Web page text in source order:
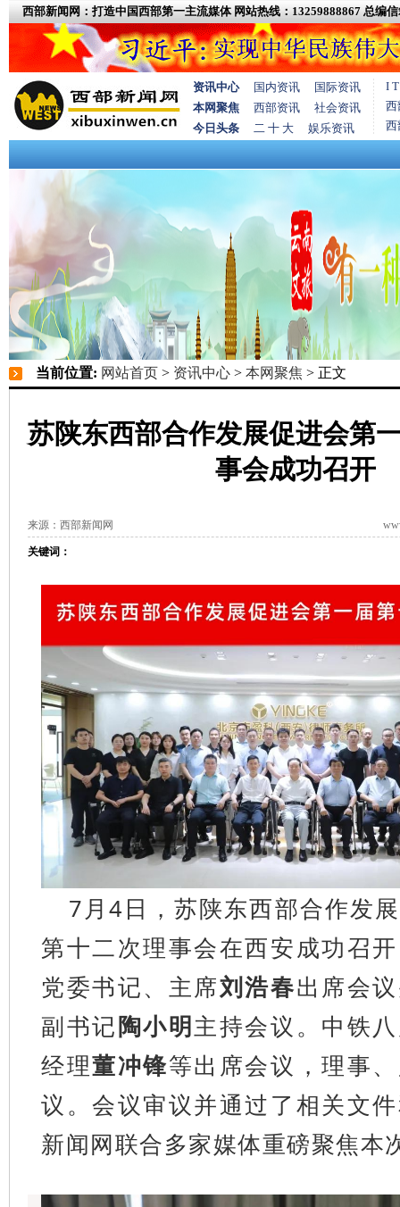
西部新闻网：打造中国西部第一主流媒体 网站热线：13259888867 总编信
资讯中心 国内资讯
国际资讯
本网聚焦
西部资讯
社会资讯
今日头条
二 十 大 娱乐资讯
I
西
西
当前位置: 网站首页 > 资讯中心 > 本网聚焦 > 正文
苏陕东西部合作发展促进会第
事会成功召开
来源：西部新闻网
关键词：
7月4日，苏陕东西部合作发
第十二次理事会在西安成功召
党委书记、主席刘浩春出席会
副书记陶小明主持会议。中铁
经理董冲锋等出席会议，理事
议。会议审议并通过了相关文
新闻网联合多家媒体重磅聚焦本